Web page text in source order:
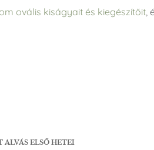
ovális kiságyait és kiegészítőit
ALVÁS ELSŐ HETEI